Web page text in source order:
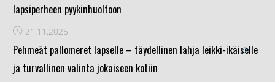
lapsiperheen pyykinhuoltoon
21.11.2025
Pehmeät pallomeret lapselle – täydellinen lahja leikki-ikäiselle
ja turvallinen valinta jokaiseen kotiin
›